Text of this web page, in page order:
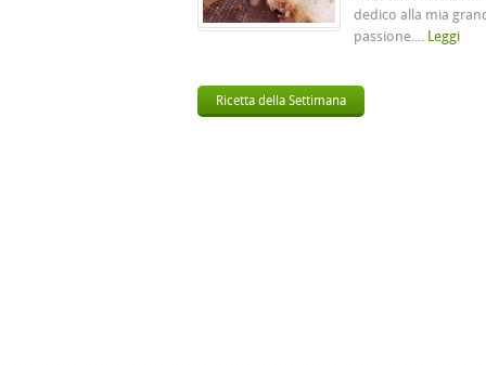
dedico alla mia
passione.... Leggi
Ricetta della Settimana